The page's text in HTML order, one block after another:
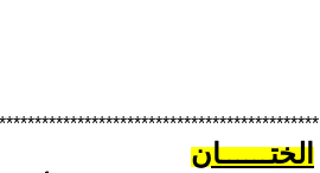
الختــــــان